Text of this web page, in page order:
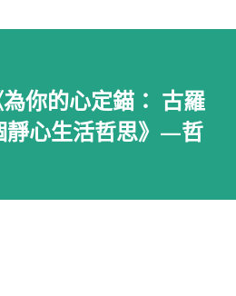
你的心定錨： 古羅
靜心生活哲思》—哲